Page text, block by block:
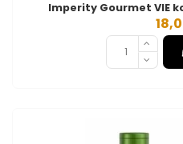
Imperity Gourmet VIE